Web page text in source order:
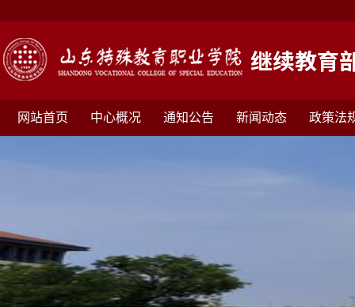
网站首页 中心概况 通知公告 新闻动态 政策法